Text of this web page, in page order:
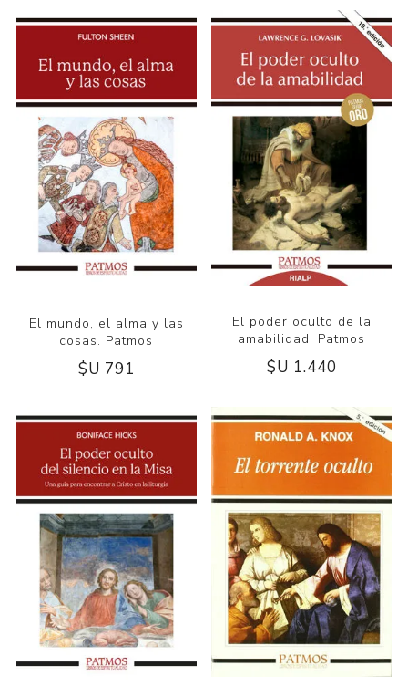
El mundo, el alma y las
cosas. Patmos
$U 791
El poder oculto de la
amabilidad. Patmos
$U 1.440